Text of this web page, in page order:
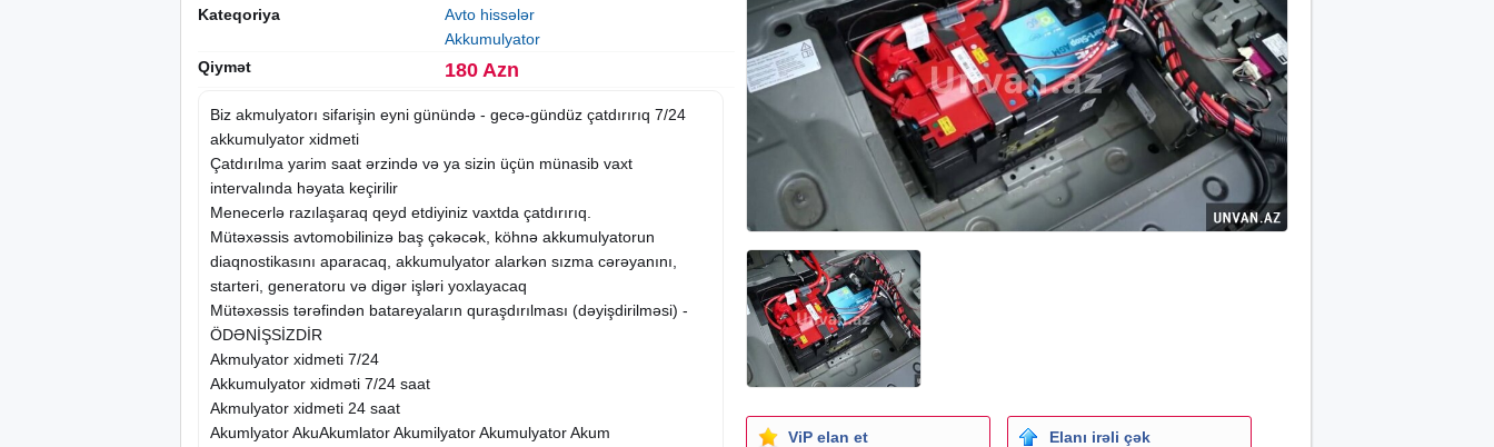
Kateqoriya
Avto hissələr
Akkumulyator
Qiymət
180 Azn
Biz akmulyatorı sifarişin eyni günündə - gecə-gündüz çatdırırıq 7/24
akkumulyator xidmeti
Çatdırılma yarim saat ərzində və ya sizin üçün münasib vaxt
intervalında həyata keçirilir
Menecerlə razılaşaraq qeyd etdiyiniz vaxtda çatdırırıq.
Mütəxəssis avtomobilinizə baş çəkəcək, köhnə akkumulyatorun
diaqnostikasını aparacaq, akkumulyator alarkən sızma cərəyanını,
starteri, generatoru və digər işləri yoxlayacaq
Mütəxəssis tərəfindən batareyaların quraşdırılması (dəyişdirilməsi) -
ÖDƏNİŞSİZDİR
Akmulyator xidmeti 7/24
Akkumulyator xidməti 7/24 saat
Akmulyator xidmeti 24 saat
Akumlyator AkuAkumlator Akumilyator Akumulyator Akum
ViP elan et Elanı irəli çək